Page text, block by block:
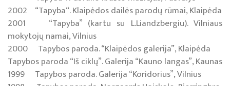
2002 “Tapyba“. Klaipėdos dailės parodų rūmai, Klaipėda
2001 “Tapyba” (kartu su L.Liandzbergiu). Vilniaus
mokytojų namai, Vilnius
2000 Tapybos paroda. “Klaipėdos galerija”, Klaipėda
Tapybos paroda “Iš ciklų”. Galerija “Kauno langas”, Kaunas
1999 Tapybos paroda. Galerija “Koridorius”, Vilnius